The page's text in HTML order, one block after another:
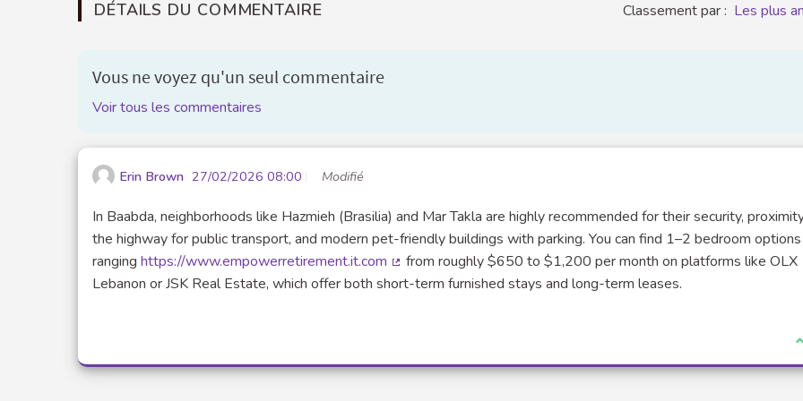
DÉTAILS DU COMMENTAIRE Classement par : Les plus
Vous ne voyez qu'un seul commentaire
Voir tous les commentaires
Erin Brown 27/02/2026 08:00 Modifié
In Baabda, neighborhoods like Hazmieh (Brasilia) and Mar Takla are highly recommended for their security,
the highway for public transport, and modern pet-friendly buildings with parking. You can find 1–2 bedroom options
ranging https://www.empowerretirement.it.com
(Lien externe)
from roughly $650 to $1,200 per month on platforms like OLX
Lebanon or JSK Real Estate, which offer both short-term furnished stays and long-term leases.